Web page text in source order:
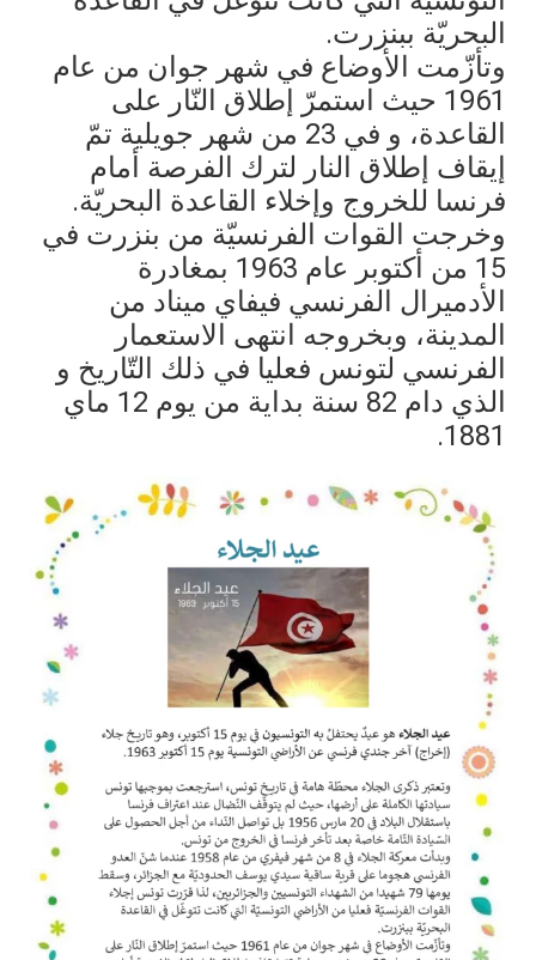
البحريّة ببنزرت.
وتأزّمت الأوضاع في شهر جوان من عام
1961 حيث استمرّ إطلاق النّار على
القاعدة، و في 23 من شهر جويلية تمّ
إيقاف إطلاق النار لترك الفرصة أمام
فرنسا للخروج وإخلاء القاعدة البحريّة.
وخرجت القوات الفرنسيّة من بنزرت في
15 من أكتوبر عام 1963 بمغادرة
الأدميرال الفرنسي فيفاي ميناد من
المدينة، وبخروجه انتهى الاستعمار
الفرنسي لتونس فعليا في ذلك التّاريخ و
الذي دام 82 سنة بداية من يوم 12 ماي
1881.